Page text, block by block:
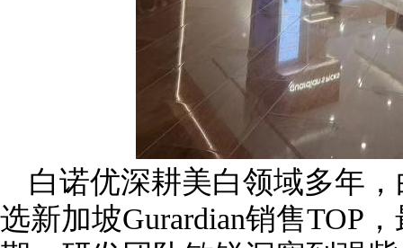
白诺优深耕美白领域多年
选新加坡Gurardian销售TOP